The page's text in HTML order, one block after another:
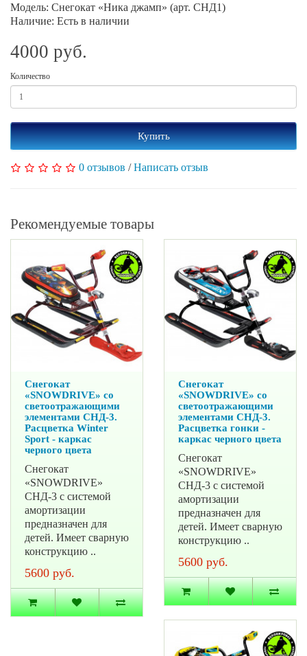
Модель: Снегокат «Ника джамп» (арт. СНД1)
Наличие: Есть в наличии
4000 руб.
Количество
Купить
0 отзывов /Написать отзыв
Рекомендуемые товары
Снегокат
«SNOWDRIVE» со
светоотражающими
элементами СНД-3.
Расцветка Winter
Sport - каркас
черного цвета
Снегокат
«SNOWDRIVE»
СНД-3 с системой
амортизации
предназначен для
детей. Имеет сварную
конструкцию ..
5600 руб.
Снегокат
«SNOWDRIVE» со
светоотражающими
элементами СНД-3.
Расцветка гонки -
каркас черного цвета
Снегокат
«SNOWDRIVE»
СНД-3 с системой
амортизации
предназначен для
детей. Имеет сварную
конструкцию ..
5600 руб.